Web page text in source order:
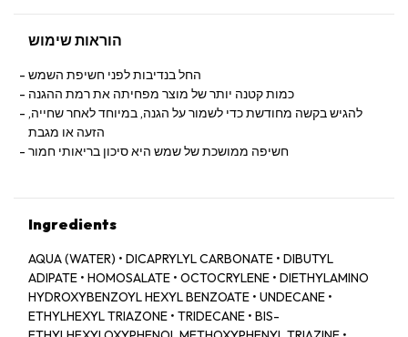
הוראות שימוש
החל בנדיבות לפני חשיפת השמש
כמות קטנה יותר של מוצר מפחיתה את רמת ההגנה
להגיש בקשה מחודשת כדי לשמור על הגנה, במיוחד לאחר שחייה,
הזעה או מגבת
חשיפה ממושכת של שמש היא סיכון בריאותי חמור
Ingredients
AQUA (WATER) • DICAPRYLYL CARBONATE • DIBUTYL
ADIPATE • HOMOSALATE • OCTOCRYLENE • DIETHYLAMINO
HYDROXYBENZOYL HEXYL BENZOATE • UNDECANE •
ETHYLHEXYL TRIAZONE • TRIDECANE • BIS-